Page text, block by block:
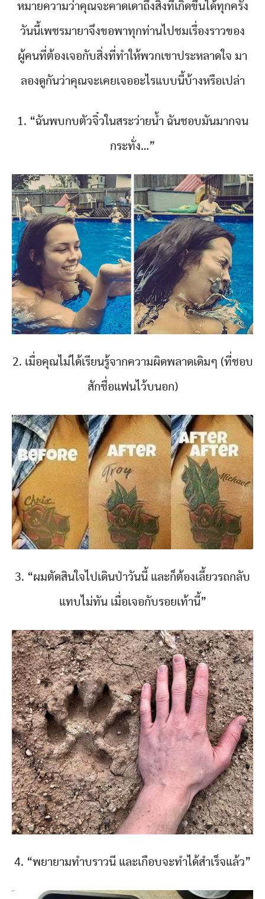
หมายความว่าคุณจะคาดเดาถึงสิ่งที่เกิดขึ้นได้ทุกครั้ง
วันนี้เพชรมายาจึงขอพาทุกท่านไปชมเรื่องราวของ
ผู้คนที่ต้องเจอกับสิ่งที่ทำให้พวกเขาประหลาดใจ มา
ลองดูกันว่าคุณจะเคยเจออะไรแบบนี้บ้างหรือเปล่า
1. “ฉันพบกบตัวจิ๋วในสระว่ายน้ำ ฉันชอบมันมากจน
กระทั่ง…”
2. เมื่อคุณไม่ได้เรียนรู้จากความผิดพลาดเดิมๆ (ที่ชอบ
สักชื่อแฟนไว้บนอก)
3. “ผมตัดสินใจไปเดินป่าวันนี้ และก็ต้องเลี้ยวรถกลับ
แทบไม่ทัน เมื่อเจอกับรอยเท้านี้”
4. “พยายามทำบราวนี และเกือบจะทำได้สำเร็จแล้ว”